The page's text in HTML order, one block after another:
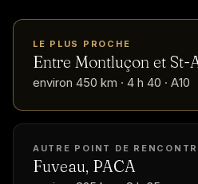
LE PLUS PROCHE
Entre Montluçon et
environ 450 km · 4 h 40 · A10
AUTRE POINT DE
Fuveau, PACA